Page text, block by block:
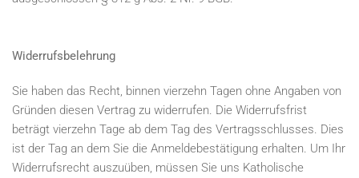
Widerrufsbelehrung
Sie haben das Recht, binnen vierzehn Tagen ohne Angaben von
Gründen diesen Vertrag zu widerrufen. Die Widerrufsfrist
beträgt vierzehn Tage ab dem Tag des Vertragsschlusses. Dies
ist der Tag an dem Sie die Anmeldebestätigung erhalten. Um Ihr
Widerrufsrecht auszuüben, müssen Sie uns Katholische